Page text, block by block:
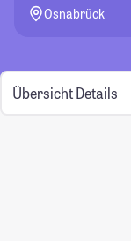
Osnabrück
Übersicht Details